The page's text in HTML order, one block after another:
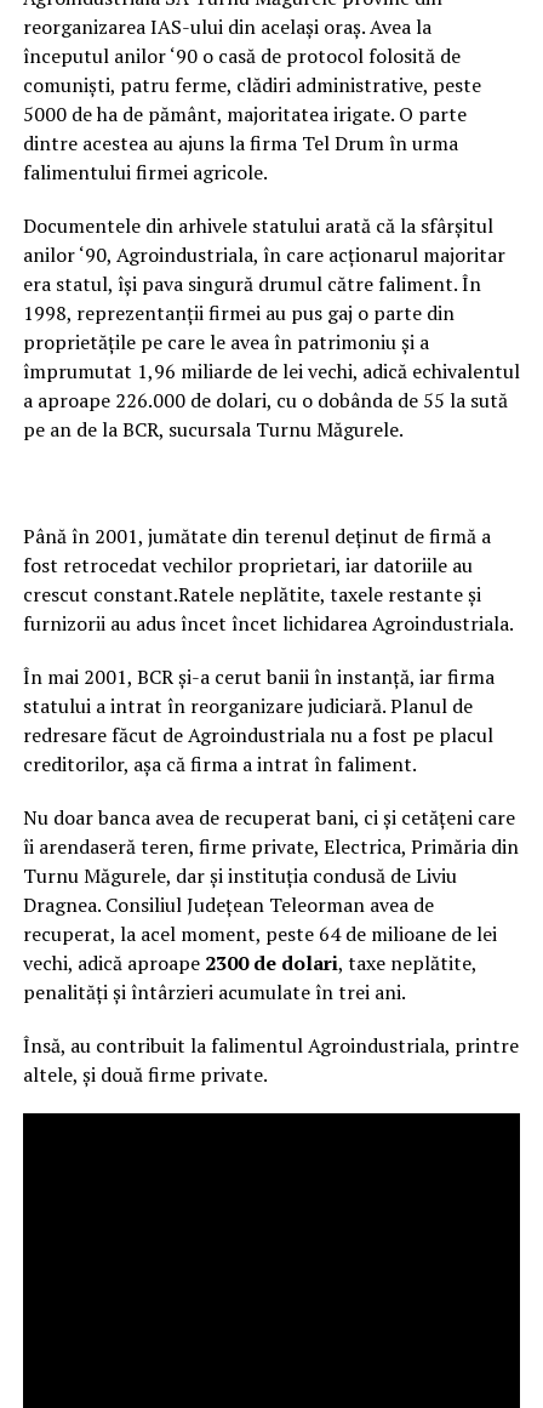
reorganizarea IAS-ului din același oraș. Avea la
începutul anilor ‘90 o casă de protocol folosită de
comuniști, patru ferme, clădiri administrative, peste
5000 de ha de pământ, majoritatea irigate. O parte
dintre acestea au ajuns la firma Tel Drum în urma
falimentului firmei agricole.
Documentele din arhivele statului arată că la sfârșitul
anilor ‘90, Agroindustriala, în care acționarul majoritar
era statul, își pava singură drumul către faliment. În
1998, reprezentanții firmei au pus gaj o parte din
proprietățile pe care le avea în patrimoniu și a
împrumutat 1,96 miliarde de lei vechi, adică echivalentul
a aproape 226.000 de dolari, cu o dobânda de 55 la sută
pe an de la BCR, sucursala Turnu Măgurele.
Până în 2001, jumătate din terenul deținut de firmă a
fost retrocedat vechilor proprietari, iar datoriile au
crescut constant.Ratele neplătite, taxele restante și
furnizorii au adus încet încet lichidarea Agroindustriala.
În mai 2001, BCR și-a cerut banii în instanță, iar firma
statului a intrat în reorganizare judiciară. Planul de
redresare făcut de Agroindustriala nu a fost pe placul
creditorilor, așa că firma a intrat în faliment.
Nu doar banca avea de recuperat bani, ci și cetățeni care
îi arendaseră teren, firme private, Electrica, Primăria din
Turnu Măgurele, dar și instituția condusă de Liviu
Dragnea. Consiliul Județean Teleorman avea de
recuperat, la acel moment, peste 64 de milioane de lei
vechi, adică aproape 2300 de dolari, taxe neplătite,
penalități și întârzieri acumulate în trei ani.
Însă, au contribuit la falimentul Agroindustriala, printre
altele, și două firme private.